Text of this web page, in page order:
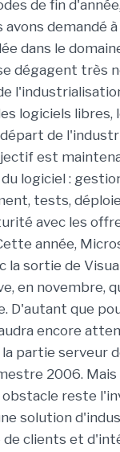
de fin
avons demandé
dans le
dégagent très
logiciels
de
est
logiciel :
tests,
avec les
année,
la sortie de
en novembre,
D'autant que
encore
la partie serveur
2006.
reste
solution
de clients et